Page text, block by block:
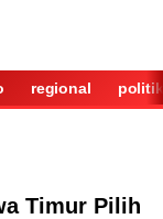
regional politik
Timur Pilih